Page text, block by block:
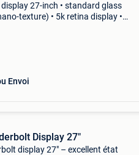
display 27-inch • standard glass
texture) • 5k retina display •
Envoi
Display 27"
display 27" – excellent état